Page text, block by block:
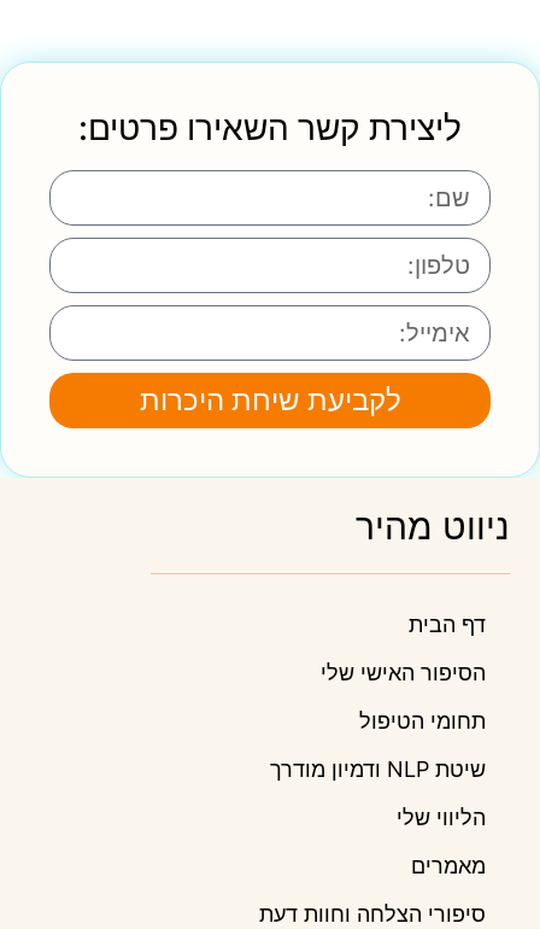
ליצירת קשר השאירו פרטים:
לקביעת שיחת היכרות
ניווט מהיר
דף הבית
הסיפור האישי שלי
תחומי הטיפול
שיטת NLP ודמיון מודרך
הליווי שלי
מאמרים
סיפורי הצלחה וחוות דעת